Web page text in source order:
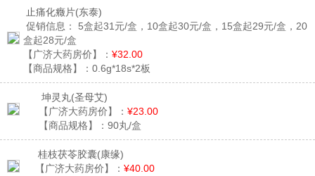
止痛化癥片(东泰)
促销信息：
5盒起31元/盒，10盒起30元/盒，15盒起29元/盒，20
盒起28元/盒
【广济大药房价】： ¥32.00
【商品规格】： 0.6g*18s*2板
坤灵丸(圣母艾)
【广济大药房价】： ¥23.00
【商品规格】： 90丸/盒
桂枝茯苓胶囊(康缘)
【广济大药房价】： ¥40.00